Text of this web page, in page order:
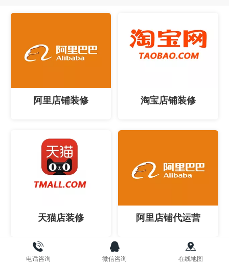
阿里店铺装修 淘宝店铺装修
天猫店装修 阿里店铺代运营
电话咨询 微信咨询 在线地图